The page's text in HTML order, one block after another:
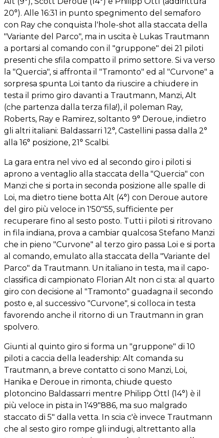
20°). Alle 16:31 in punto spegnimento del semaforo
con Ray che conquista l'hole-shot alla staccata della
"Variante del Parco", ma in uscita è Lukas Trautmann
a portarsi al comando con il "gruppone" dei 21 piloti
presenti che sfila compatto il primo settore. Si va verso
la "Quercia", si affronta il "Tramonto" ed al "Curvone" a
sorpresa spunta Loi tanto da riuscire a chiudere in
testa il primo giro davanti a Trautmann, Manzi, Alt
(che partenza dalla terza fila!), il poleman Ray,
Roberts, Ray e Ramirez, soltanto 9° Deroue, indietro
gli altri italiani: Baldassarri 12°, Castellini passa dalla 2°
alla 16° posizione, 21° Scalbi.
La gara entra nel vivo ed al secondo giro i piloti si
aprono a ventaglio alla staccata della "Quercia" con
Manzi che si porta in seconda posizione alle spalle di
Loi, ma dietro tiene botta Alt (4°) con Deroue autore
del giro più veloce in 1'50"55, sufficiente per
recuperare fino al sesto posto. Tutti i piloti si ritrovano
in fila indiana, prova a cambiar qualcosa Stefano Manzi
che in pieno "Curvone" al terzo giro passa Loi e si porta
al comando, emulato alla staccata della "Variante del
Parco" da Trautmann. Un italiano in testa, ma il capo-
classifica di campionato Florian Alt non ci sta: al quarto
giro con decisione al "Tramonto" guadagna il secondo
posto e, al successivo "Curvone", si colloca in testa
favorendo anche il ritorno di un Trautmann in gran
spolvero.
Giunti al quinto giro si forma un "gruppone" di 10
piloti a caccia della leadership: Alt comanda su
Trautmann, a breve contatto ci sono Manzi, Loi,
Hanika e Deroue in rimonta, chiude questo
plotoncino Baldassarri mentre Philipp Öttl (14°) è il
più veloce in pista in 1'49"886, ma suo malgrado
staccato di 5" dalla vetta. In scia c'è invece Trautmann
che al sesto giro rompe gli indugi, altrettanto alla